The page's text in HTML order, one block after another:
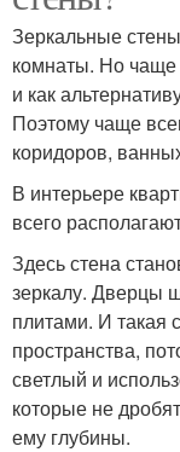
Зеркальные
комнаты. Но чаще
и как
Поэтому чаще
коридоров,
В интерьере
всего
Здесь стена
зеркалу. Дверцы
плитами. И такая
пространства,
светлый и
которые не
ему глубины.